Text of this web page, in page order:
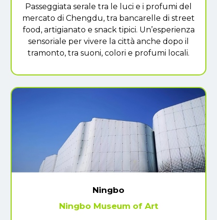
Passeggiata serale tra le luci e i profumi del
mercato di Chengdu, tra bancarelle di street
food, artigianato e snack tipici. Un’esperienza
sensoriale per vivere la città anche dopo il
tramonto, tra suoni, colori e profumi locali.
Ningbo
Ningbo Museum of Art